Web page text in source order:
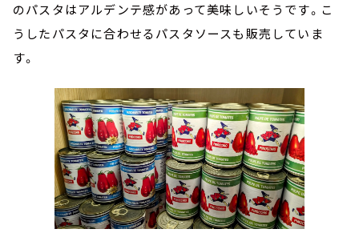
のパスタはアルデンテ感があって美味しいそうです。こ
うしたパスタに合わせるパスタソースも販売していま
す。